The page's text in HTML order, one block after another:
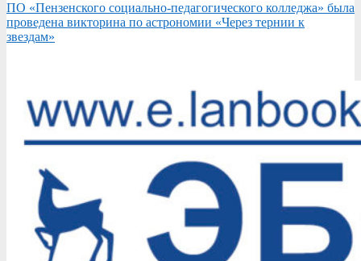
ПО «Пензенского социально-педагогического колледжа» была
проведена викторина по астрономии «Через тернии к
звездам»